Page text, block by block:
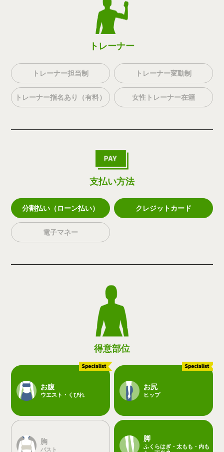
トレーナー
トレーナー担当制 トレーナー変動制
トレーナー指名あり（有料） 女性トレーナー在籍
支払い方法
分割払い（ローン払い） クレジットカード
電子マネー
得意部位
お腹
ウエスト・くびれ
お尻
ヒップ
胸
バスト
脚
ふくらはぎ・太もも・内も